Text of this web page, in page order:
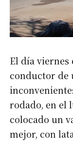
El día viernes
conductor de
rodado, en el
colocado un
mejor, con